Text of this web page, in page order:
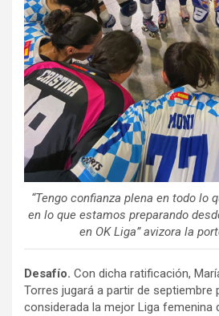
“Tengo confianza plena en todo lo
en lo que estamos preparando
en OK Liga” avizora la
Desafío. Con dicha ratificación,
Torres jugará a partir de septiembre
considerada la mejor Liga femenina